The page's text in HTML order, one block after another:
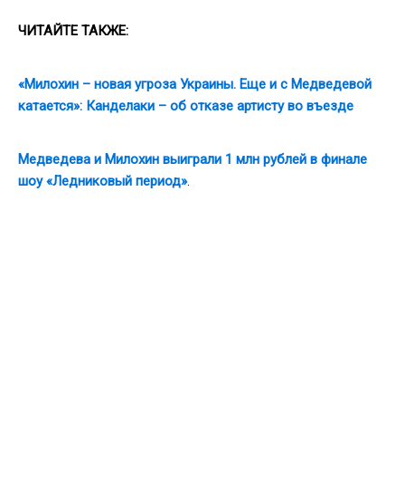
ЧИТАЙТЕ ТАКЖЕ:
«Милохин – новая угроза Украины. Еще и с Медведевой
катается»: Канделаки – об отказе артисту во въезде
Медведева и Милохин выиграли 1 млн рублей в финале
шоу «Ледниковый период».